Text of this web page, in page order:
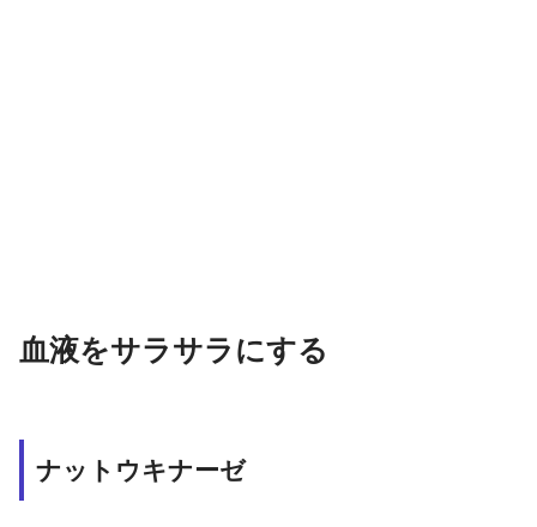
血液をサラサラにする
ナットウキナーゼ